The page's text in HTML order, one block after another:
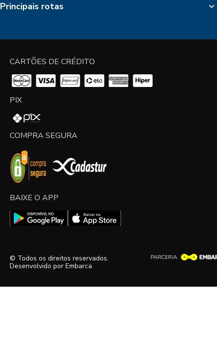
Principais rotas
CARTÕES DE CRÉDITO
PIX
COMPRA SEGURA
BAIXE O APP
© Todos os direitos reservados.
Desenvolvido por Embarca